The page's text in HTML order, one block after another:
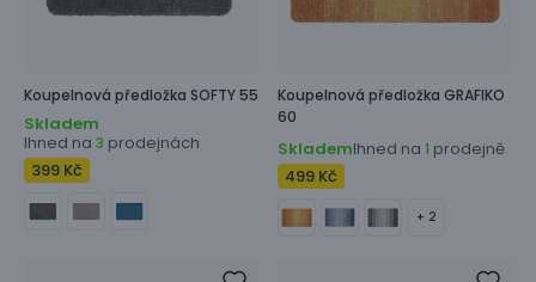
Koupelnová předložka SOFTY 55
Skladem
Ihned na 3 prodejnách
399 Kč
Koupelnová předložka GRAFIKO
60
SklademIhned na 1 prodejně
499 Kč
+ 2